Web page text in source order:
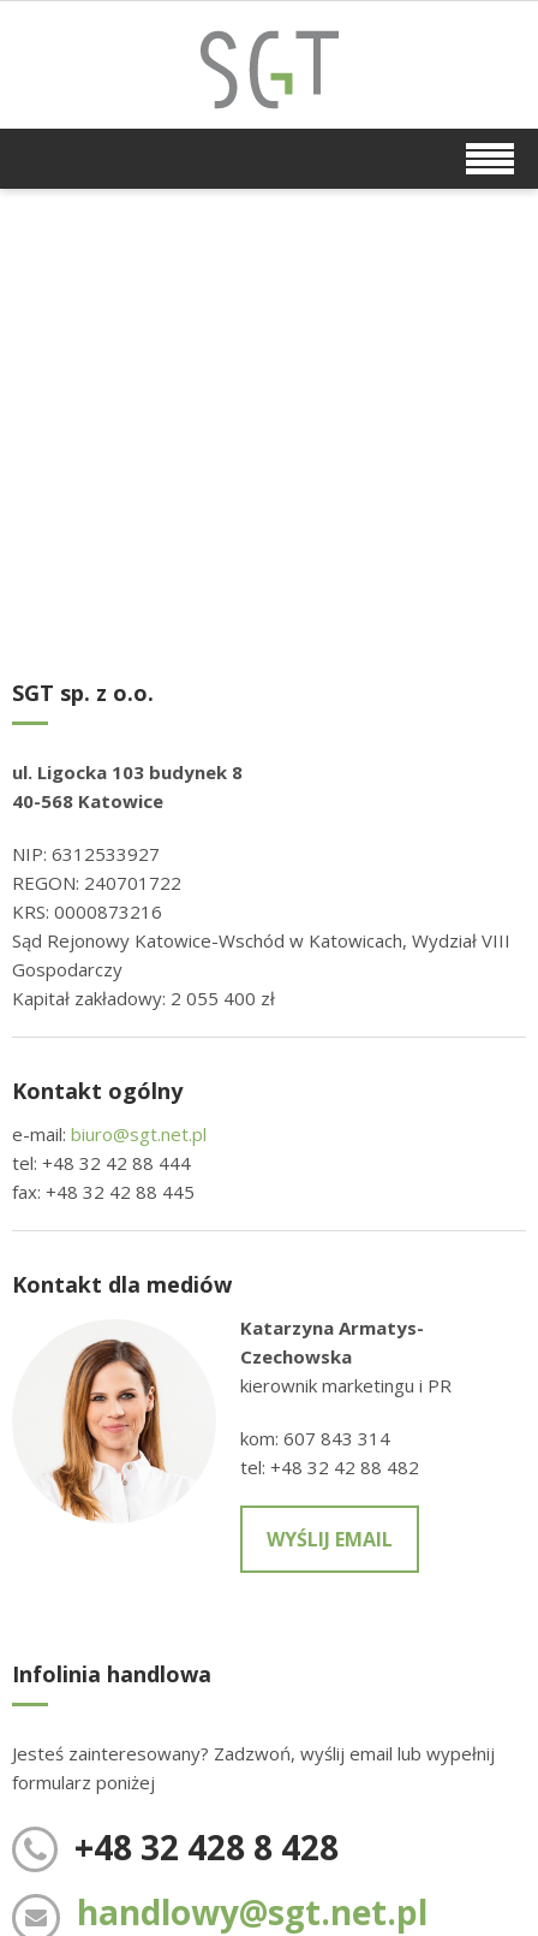
SGT sp. z o.o.
ul. Ligocka 103 budynek 8
40-568 Katowice
NIP: 6312533927
REGON: 240701722
KRS: 0000873216
Sąd Rejonowy Katowice-Wschód w Katowicach, Wydział VIII
Gospodarczy
Kapitał zakładowy: 2 055 400 zł
Kontakt ogólny
e-mail: biuro@sgt.net.pl
tel: +48 32 42 88 444
fax: +48 32 42 88 445
Kontakt dla mediów
Katarzyna Armatys-
Czechowska
kierownik marketingu i PR
kom: 607 843 314
tel: +48 32 42 88 482
WYŚLIJ EMAIL
Infolinia handlowa
Jesteś zainteresowany? Zadzwoń, wyślij email lub wypełnij
formularz poniżej
+48 32 428 8 428
handlowy@sgt.net.pl